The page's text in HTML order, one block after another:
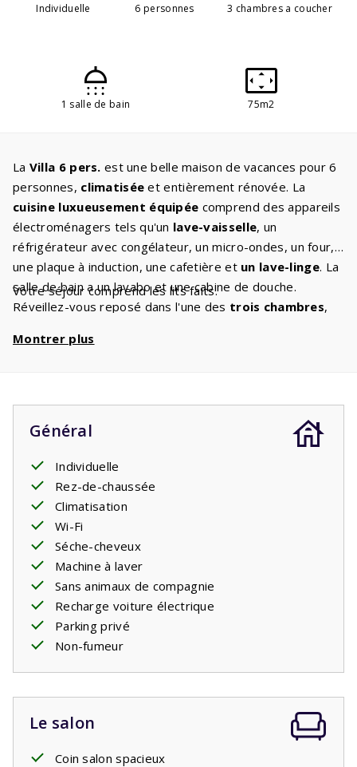
Individuelle 6 personnes 3 chambres a coucher
1 salle de bain 75m2
La Villa 6 pers.est une belle maison de vacances pour 6
personnes, climatisée et entièrement rénovée. La
cuisine luxueusement équipée comprend des appareils
électroménagers tels qu'un lave-vaisselle, un
réfrigérateur avec congélateur, un micro-ondes, un four,
une plaque à induction, une cafetière et un lave-linge. La
salle de bain a un lavabo et une cabine de douche.
Réveillez-vous reposé dans l'une des trois chambres,
vous détendre dans le mobilier confortable et avec une
couverte, le salon de jardin est prêt pour vous. Les
enfantspeuvent jouer sur la pelouse devant votre
Votre séjour comprend les lits faits.
Montrer plus
Général
Individuelle
Rez-de-chaussée
Climatisation
Wi-Fi
Séche-cheveux
Machine à laver
Sans animaux de compagnie
Recharge voiture électrique
Parking privé
Non-fumeur
Le salon
Coin salon spacieux